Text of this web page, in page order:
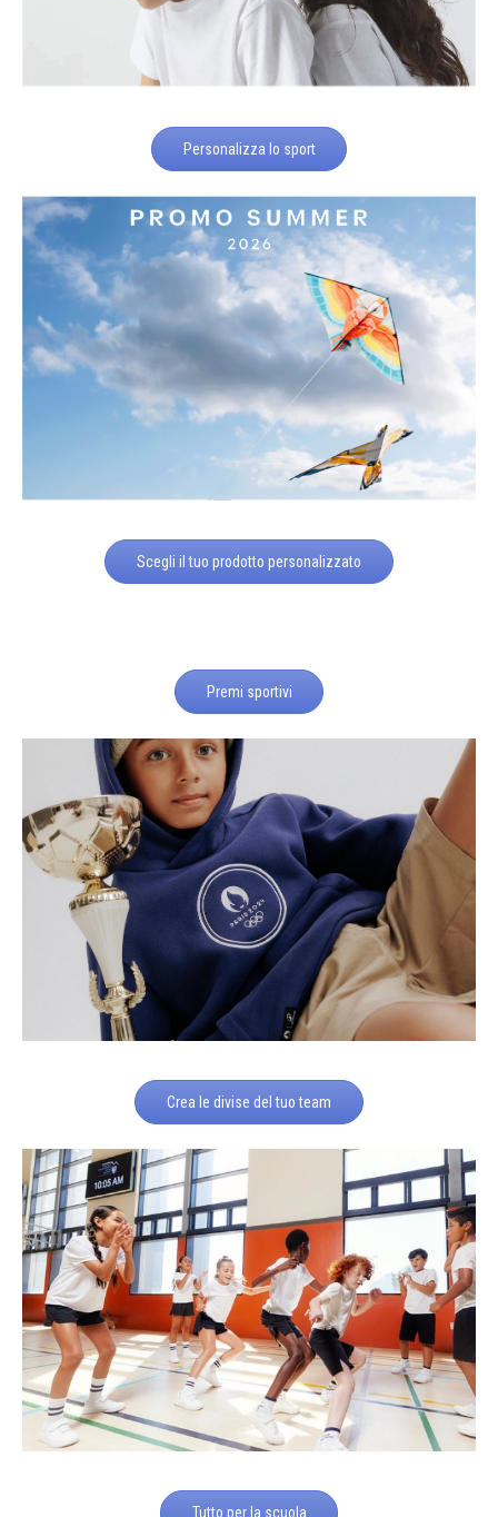
Personalizza lo sport
Scegli il tuo prodotto personalizzato
Premi sportivi
Crea le divise del tuo team
Tutto per la scuola